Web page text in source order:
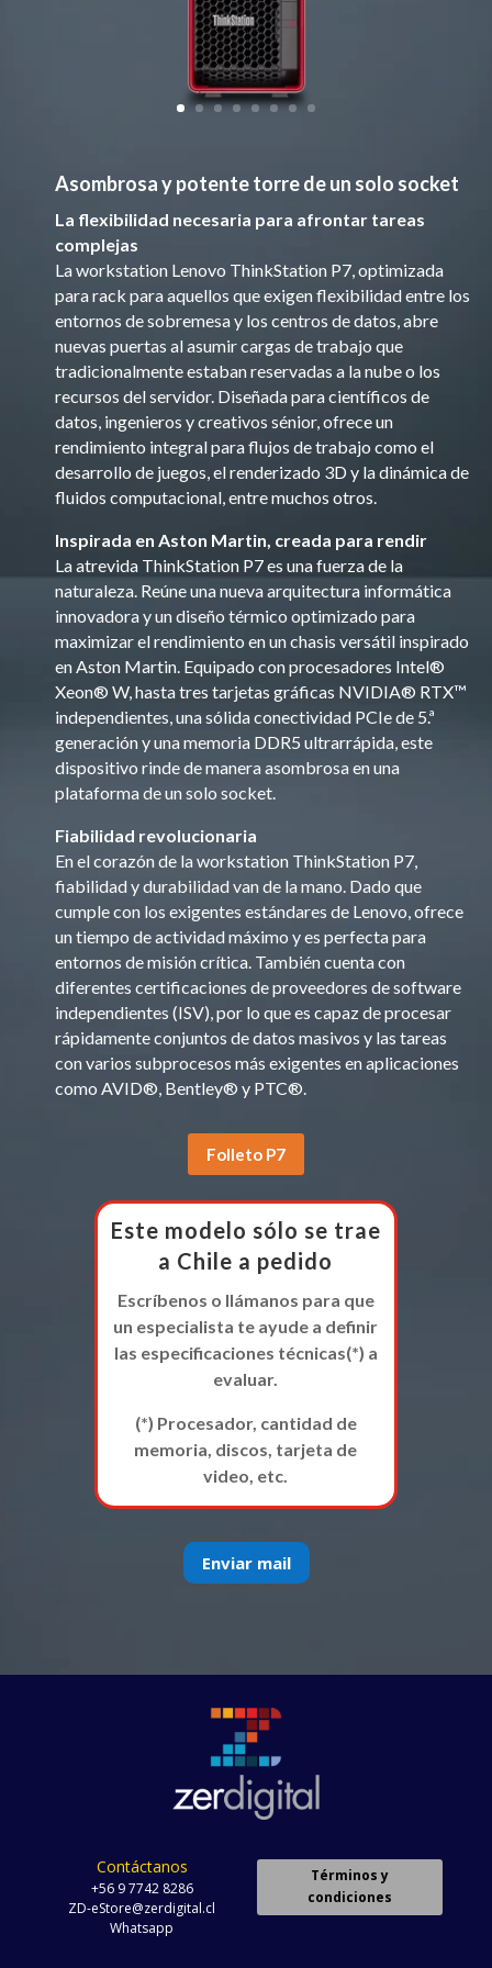
Asombrosa y potente torre de un solo socket
La flexibilidad necesaria para afrontar tareas
complejas
La workstation Lenovo ThinkStation P7, optimizada
para rack para aquellos que exigen flexibilidad entre los
entornos de sobremesa y los centros de datos, abre
nuevas puertas al asumir cargas de trabajo que
tradicionalmente estaban reservadas a la nube o los
recursos del servidor. Diseñada para científicos de
datos, ingenieros y creativos sénior, ofrece un
rendimiento integral para flujos de trabajo como el
desarrollo de juegos, el renderizado 3D y la dinámica de
fluidos computacional, entre muchos otros.
Inspirada en Aston Martin, creada para rendir
La atrevida ThinkStation P7 es una fuerza de la
naturaleza. Reúne una nueva arquitectura informática
innovadora y un diseño térmico optimizado para
maximizar el rendimiento en un chasis versátil inspirado
en Aston Martin. Equipado con procesadores Intel®
Xeon® W, hasta tres tarjetas gráficas NVIDIA® RTX™
independientes, una sólida conectividad PCIe de 5.ª
generación y una memoria DDR5 ultrarrápida, este
dispositivo rinde de manera asombrosa en una
plataforma de un solo socket.
Fiabilidad revolucionaria
En el corazón de la workstation ThinkStation P7,
fiabilidad y durabilidad van de la mano. Dado que
cumple con los exigentes estándares de Lenovo, ofrece
un tiempo de actividad máximo y es perfecta para
entornos de misión crítica. También cuenta con
diferentes certificaciones de proveedores de software
independientes (ISV), por lo que es capaz de procesar
rápidamente conjuntos de datos masivos y las tareas
con varios subprocesos más exigentes en aplicaciones
como AVID®, Bentley® y PTC®.
Folleto P7
Este modelo sólo se trae
a Chile a pedido
Escríbenos o llámanos para que
un especialista te ayude a definir
las especificaciones técnicas(*) a
evaluar.
(*) Procesador, cantidad de
memoria, discos, tarjeta de
video, etc.
Enviar mail
Contáctanos
+56 9 7742 8286
ZD-eStore@zerdigital.cl
Whatsapp
Términos y
condiciones